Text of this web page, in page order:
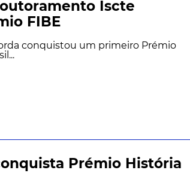
Iscte
FIBE
conquistou um primeiro Prémio
Prémio História